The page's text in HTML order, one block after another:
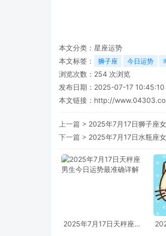
本文分类： 星座运势
本文标签：
狮子座 今日运势
浏览次数： 254 次浏览
发布日期：2025-07-17 10:45:10
本文链接： http://
上一篇 > 2025年7月17日狮子座
下一篇 > 2025年7月17日水瓶座
2025年7月17日天秤座男